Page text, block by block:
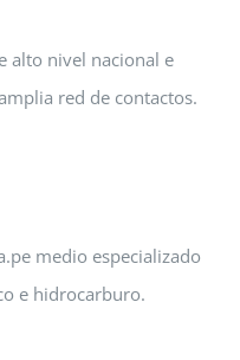
alto nivel nacional e
red de contactos.
medio especializado
e hidrocarburo.